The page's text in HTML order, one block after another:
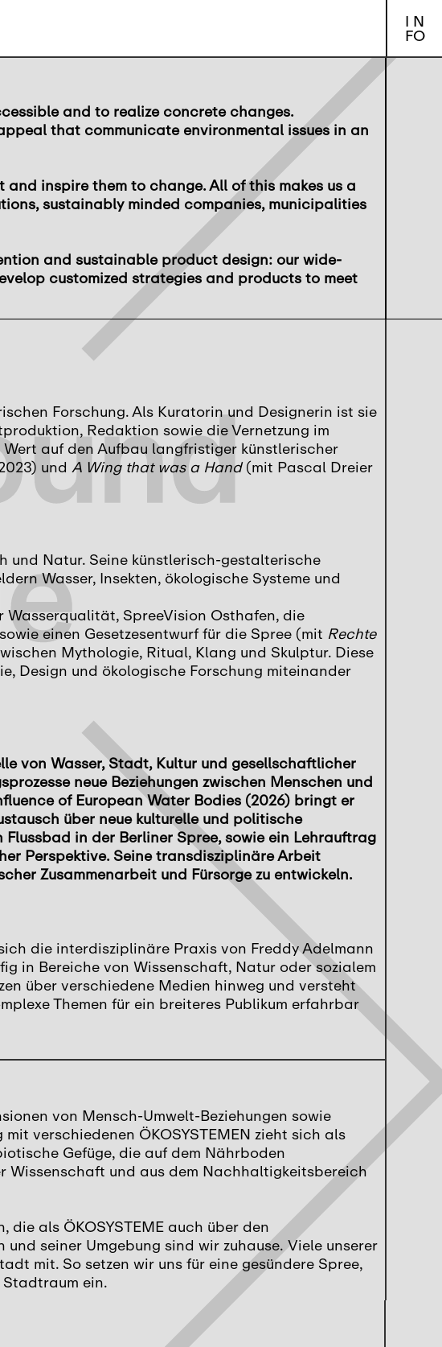
I N
FO
and to realize concrete changes.
that communicate environmental issues in an
inspire them to change. All of this makes us a
sustainably minded companies, municipalities
and sustainable product design: our wide-
customized strategies and products to meet
Forschung. Als Kuratorin und Designerin ist sie
Redaktion sowie die Vernetzung im
auf den Aufbau langfristiger künstlerischer
und A Wing that was a Hand(mit Pascal Dreier
und Natur. Seine künstlerisch-gestalterische
Wasser, Insekten, ökologische Systeme und
Wasserqualität, SpreeVision Osthafen, die
einen Gesetzesentwurf für die Spree (mit Rechte
Mythologie, Ritual, Klang und Skulptur. Diese
Design und ökologische Forschung miteinander
von Wasser, Stadt, Kultur und gesellschaftlicher
neue Beziehungen zwischen Menschen und
of European Water Bodies (2026) bringt er
über neue kulturelle und politische
Flussbad in der Berliner Spree, sowie ein Lehrauftrag
Perspektive. Seine transdisziplinäre Arbeit
Zusammenarbeit und Fürsorge zu entwickeln.
die interdisziplinäre Praxis von Freddy Adelmann
in Bereiche von Wissenschaft, Natur oder sozialem
über verschiedene Medien hinweg und versteht
Themen für ein breiteres Publikum erfahrbar
von Mensch-Umwelt-Beziehungen sowie
verschiedenen ÖKOSYSTEMEN zieht sich als
Gefüge, die auf dem Nährboden
Wissenschaft und aus dem Nachhaltigkeitsbereich
als ÖKOSYSTEME auch über den
seiner Umgebung sind wir zuhause. Viele unserer
mit. So setzen wir uns für eine gesündere Spree,
ein.